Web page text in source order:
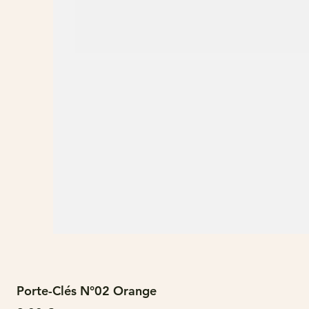
Porte-Clés N°02 Orange